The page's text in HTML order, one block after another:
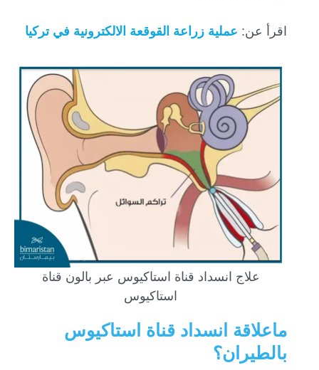
اقرأ عن: عملية زراعة القوقعة الالكترونية في تركيا
علاج انسداد قناة استاكيوس عبر بالون قناة
استاكيوس
ماعلاقة انسداد قناة استاكيوس
بالطيران؟